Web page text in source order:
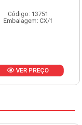
Código: 1785
Embalagem: KG/10
VER PREÇO